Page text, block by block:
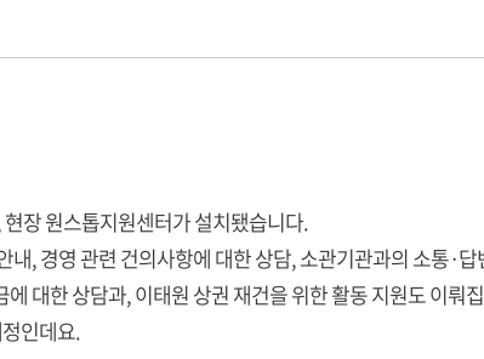
장 원스톱지원센터가 설치됐습니다.
, 경영 관련 건의사항에 대한 상담, 소관기관과의 소통·
대한 상담과, 이태원 상권 재건을 위한 활동 지원도 이뤄
인데요.